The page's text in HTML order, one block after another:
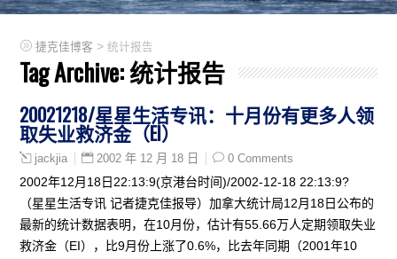
捷克佳博客 >统计报告
Tag Archive:统计报告
20021218/星星生活专讯：十月份有更多人领
取失业救济金（EI）
jackjia 2002 年 12 月 18 日 0 Comments
2002年12月18日22:13:9(京港台时间)/2002-12-18 22:13:9?
（星星生活专讯 记者捷克佳报导）加拿大统计局12月18日公布的
最新的统计数据表明，在10月份，估计有55.66万人定期领取失业
救济金（EI），比9月份上涨了0.6%，比去年同期（2001年10